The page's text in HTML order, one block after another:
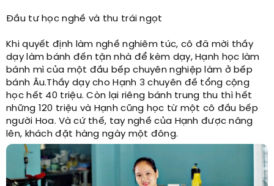
Đầu tư học nghề và thu trái ngọt
Khi quyết định làm nghề nghiêm túc, cô đã mời thầy
dạy làm bánh đến tận nhà để kèm dạy, Hạnh học làm
bánh mì của một đầu bếp chuyên nghiệp làm ở bếp
bánh Âu.Thầy dạy cho Hạnh 3 chuyên đề tổng cộng
học hết 40 triệu. Còn lại riêng bánh trung thu thì hết
những 120 triệu và Hạnh cũng học từ một cô đầu bếp
người Hoa. Và cứ thế, tay nghề của Hạnh được nâng
lên, khách đặt hàng ngày một đông.